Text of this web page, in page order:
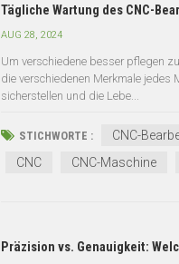
Tägliche Wartung des CNC-
AUG 28, 2024
Um verschiedene besser pflegen
die verschiedenen Merkmale
sicherstellen und die Lebe...
STICHWORTE : CNC-
CNC
CNC-Maschine
Präzision vs. Genauigkeit: